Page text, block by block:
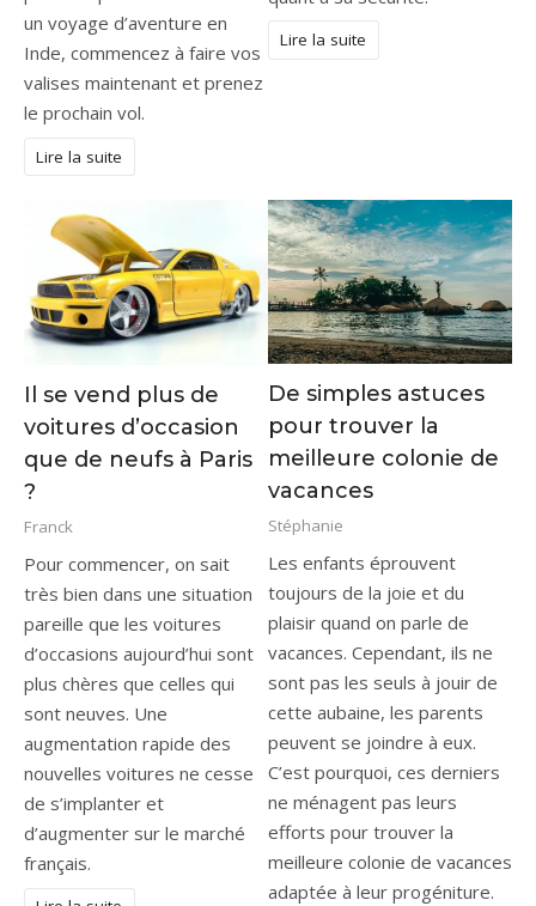
un voyage d’aventure en
Inde, commencez à faire vos
valises maintenant et prenez
le prochain vol.
Lire la suite
Lire la suite
Il se vend plus de
voitures d’occasion
que de neufs à Paris
?
Franck
Pour commencer, on sait
très bien dans une situation
pareille que les voitures
d’occasions aujourd’hui sont
plus chères que celles qui
sont neuves. Une
augmentation rapide des
nouvelles voitures ne cesse
de s’implanter et
d’augmenter sur le marché
français.
De simples astuces
pour trouver la
meilleure colonie de
vacances
Stéphanie
Les enfants éprouvent
toujours de la joie et du
plaisir quand on parle de
vacances. Cependant, ils ne
sont pas les seuls à jouir de
cette aubaine, les parents
peuvent se joindre à eux.
C’est pourquoi, ces derniers
ne ménagent pas leurs
efforts pour trouver la
meilleure colonie de vacances
adaptée à leur progéniture.